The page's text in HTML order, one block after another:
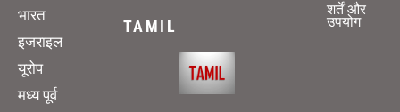
भारत
इजराइल
यूरोप
मध्य पूर्व
TAMIL
शर्तें और
उपयोग